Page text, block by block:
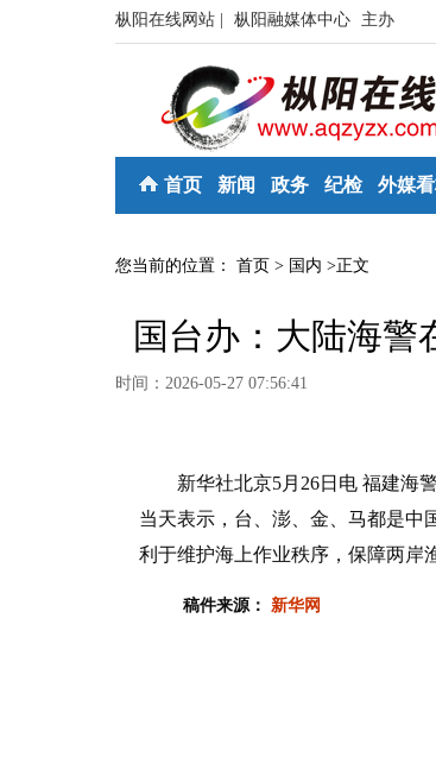
枞阳在线网站 | 枞阳融媒体中心 主办
首页 新闻 政务 纪检 外媒
您当前的位置： 首页 > 国内 >正文
国台办：大陆海警
时间：2026-05-27 07:56:41
新华社北京5月26日电 福建海警
当天表示，台、澎、金、马都是中
利于维护海上作业秩序，保障两岸
稿件来源： 新华网